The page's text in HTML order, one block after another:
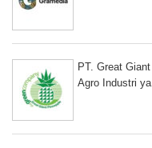
PT. Great
Agro Industri